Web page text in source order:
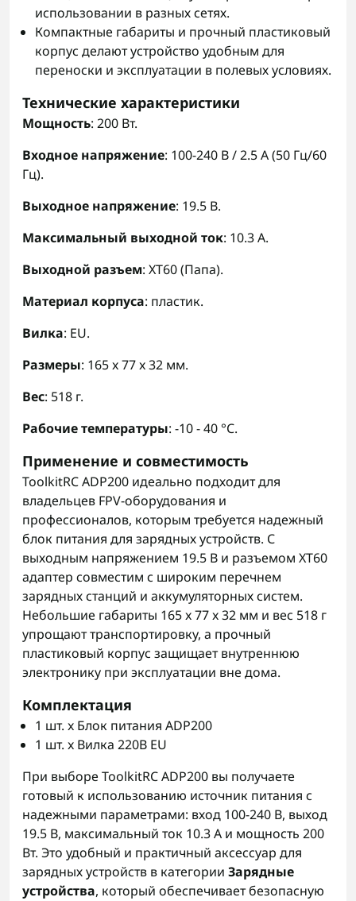
использовании в разных сетях.
Компактные габариты и прочный пластиковый
корпус делают устройство удобным для
переноски и эксплуатации в полевых условиях.
Технические характеристики
Мощность: 200 Вт.
Входное напряжение: 100-240 В / 2.5 А (50 Гц/60
Гц).
Выходное напряжение: 19.5 В.
Максимальный выходной ток: 10.3 А.
Выходной разъем: XT60 (Папа).
Материал корпуса: пластик.
Вилка: EU.
Размеры: 165 x 77 x 32 мм.
Вес: 518 г.
Рабочие температуры: -10 - 40 °C.
Применение и совместимость
ToolkitRC ADP200 идеально подходит для
владельцев FPV-оборудования и
профессионалов, которым требуется надежный
блок питания для зарядных устройств. С
выходным напряжением 19.5 В и разъемом XT60
адаптер совместим с широким перечнем
зарядных станций и аккумуляторных систем.
Небольшие габариты 165 x 77 x 32 мм и вес 518 г
упрощают транспортировку, а прочный
пластиковый корпус защищает внутреннюю
электронику при эксплуатации вне дома.
Комплектация
1 шт. x Блок питания ADP200
1 шт. x Вилка 220В EU
При выборе ToolkitRC ADP200 вы получаете
готовый к использованию источник питания с
надежными параметрами: вход 100-240 В, выход
19.5 В, максимальный ток 10.3 А и мощность 200
Вт. Это удобный и практичный аксессуар для
зарядных устройств в категории Зарядные
устройства, который обеспечивает безопасную